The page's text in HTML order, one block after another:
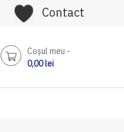
Contact
Coşul meu
0,00 lei